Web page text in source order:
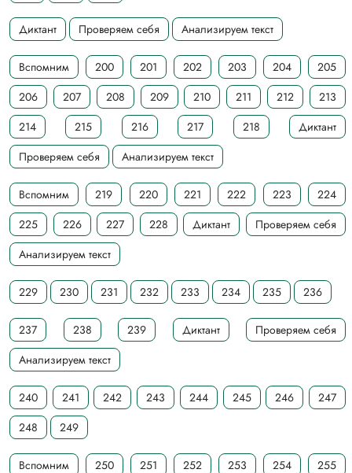
Диктант Проверяем себя Анализируем текст
Вспомним 200 201 202 203 204
205
206
207 208 209 210 211 212
213
214
215 216 217 218
Диктант
Проверяем себя
Анализируем текст
Вспомним 219 220 221 222 223
224
225
226 227 228 Диктант
Проверяем себя
Анализируем текст
229 230 231 232 233 234 235 236
237 238 239 Диктант
Проверяем себя
Анализируем текст
240 241 242 243 244 245 246
247
248
249
Вспомним 250 251 252 253 254
255